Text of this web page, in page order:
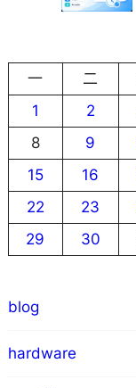
一
二
1
2
8
9
15
16
22
23
29
30
blog
hardware